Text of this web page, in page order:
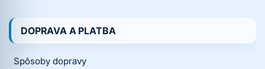
DOPRAVA A PLATBA
Spôsoby dopravy